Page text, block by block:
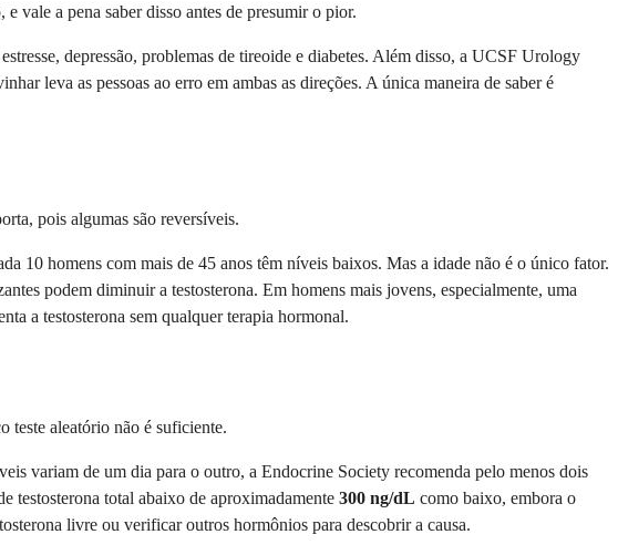
vale a pena saber disso antes de presumir o pior.
depressão, problemas de tireoide e diabetes. Além disso, a UCSF Urology
leva as pessoas ao erro em ambas as direções. A única maneira de saber é
pois algumas são reversíveis.
10 homens com mais de 45 anos têm níveis baixos. Mas a idade não é o único fator.
podem diminuir a testosterona. Em homens mais jovens, especialmente, uma
a testosterona sem qualquer terapia hormonal.
teste aleatório não é suficiente.
variam de um dia para o outro, a Endocrine Society recomenda pelo menos dois
testosterona total abaixo de aproximadamente 300 ng/dL como baixo, embora o
livre ou verificar outros hormônios para descobrir a causa.